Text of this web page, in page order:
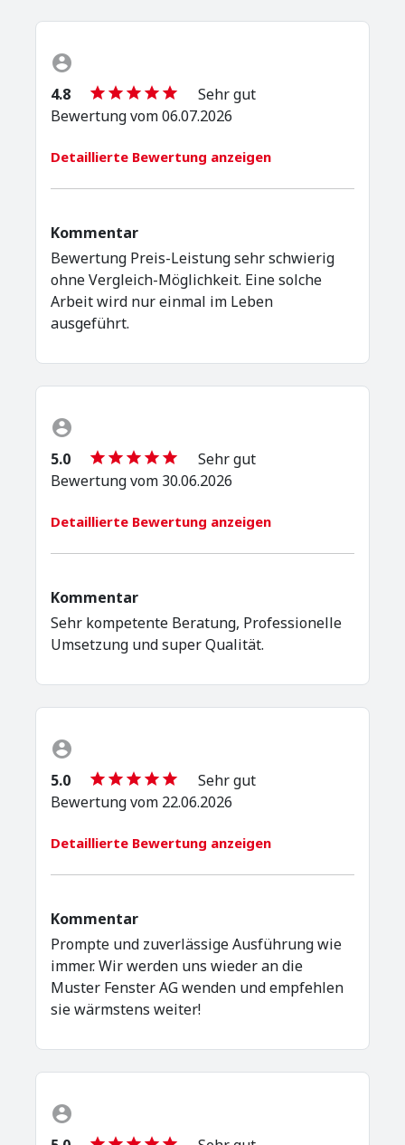
4.8
Sehr gut
Bewertung vom 06.07.2026
Detaillierte Bewertung anzeigen
Kommentar
Bewertung Preis-Leistung sehr schwierig
ohne Vergleich-Möglichkeit. Eine solche
Arbeit wird nur einmal im Leben
ausgeführt.
5.0
Sehr gut
Bewertung vom 30.06.2026
Detaillierte Bewertung anzeigen
Kommentar
Sehr kompetente Beratung, Professionelle
Umsetzung und super Qualität.
5.0
Sehr gut
Bewertung vom 22.06.2026
Detaillierte Bewertung anzeigen
Kommentar
Prompte und zuverlässige Ausführung wie
immer. Wir werden uns wieder an die
Muster Fenster AG wenden und empfehlen
sie wärmstens weiter!